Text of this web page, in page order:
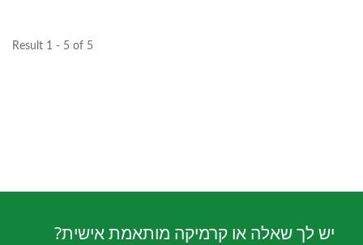
Result 1 - 5 of 5
יש לך שאלה או קרמיקה מותאמת אישית?